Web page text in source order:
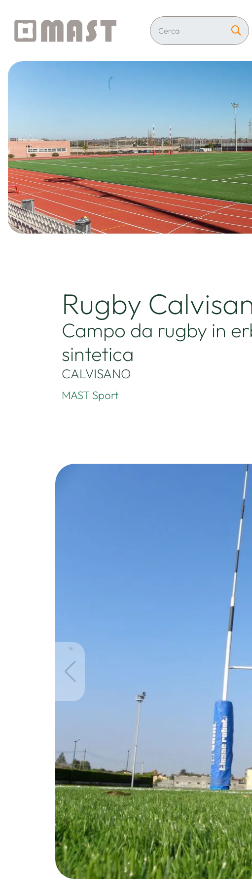
Rugby
Campo da rugby in
sintetica
CALVISANO
MAST Sport